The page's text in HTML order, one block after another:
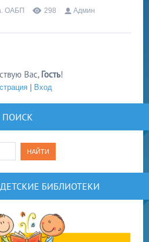
ОАБП 298 Админ
Вас, Гость!
| Вход
ПОИСК
БИБЛИОТЕКИ